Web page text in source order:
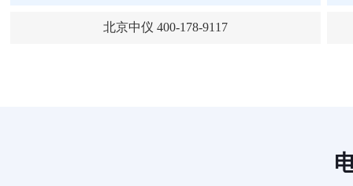
北京中仪 400-178-9117